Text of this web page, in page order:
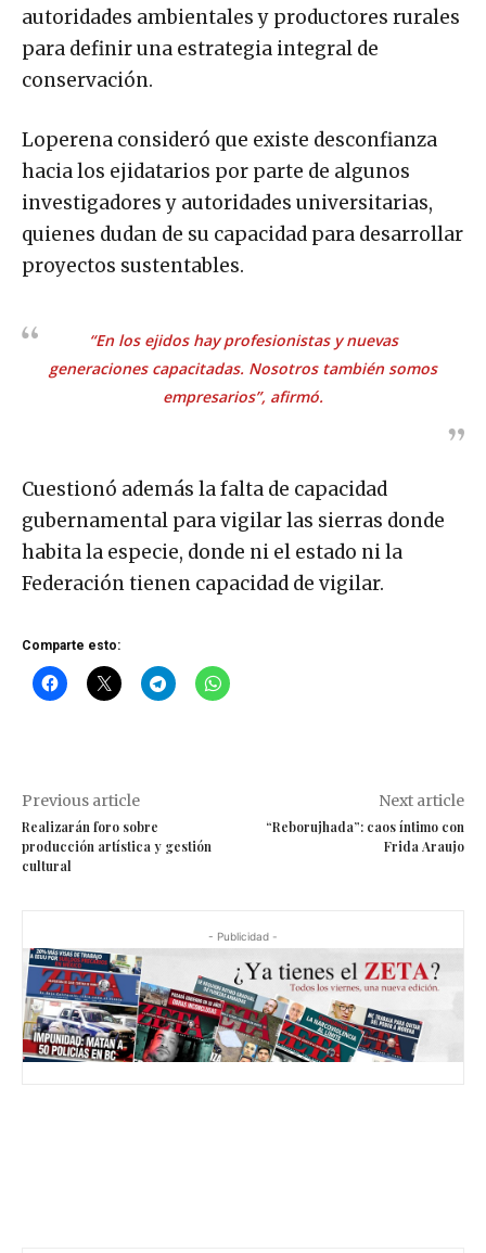
autoridades ambientales y productores rurales
para definir una estrategia integral de
conservación.
Loperena consideró que existe desconfianza
hacia los ejidatarios por parte de algunos
investigadores y autoridades universitarias,
quienes dudan de su capacidad para desarrollar
proyectos sustentables.
“En los ejidos hay profesionistas y nuevas
generaciones capacitadas. Nosotros también somos
empresarios”, afirmó.
Cuestionó además la falta de capacidad
gubernamental para vigilar las sierras donde
habita la especie, donde ni el estado ni la
Federación tienen capacidad de vigilar.
Comparte esto:
Previous article
Realizarán foro sobre
producción artística y gestión
cultural
Next article
“Reborujhada”: caos íntimo con
Frida Araujo
- Publicidad -